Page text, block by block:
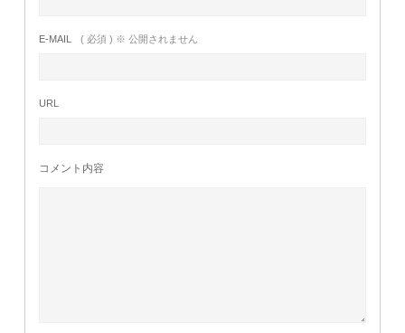
E-MAIL ( 必須 ) ※ 公開されません
URL
コメント内容